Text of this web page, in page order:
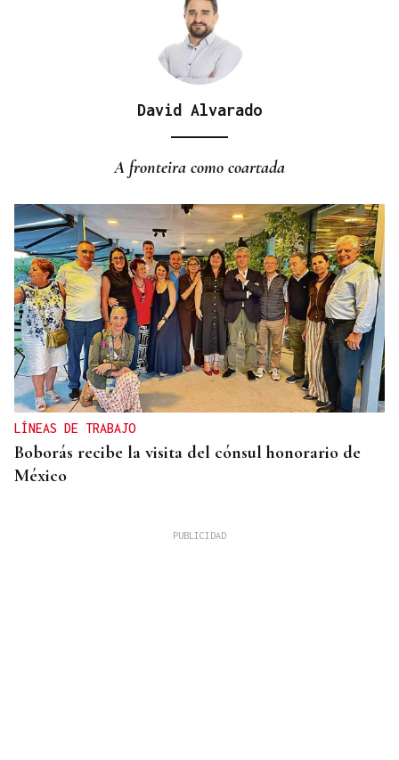
David Alvarado
A fronteira como coartada
LÍNEAS DE TRABAJO
Boborás recibe la visita del cónsul honorario de
México